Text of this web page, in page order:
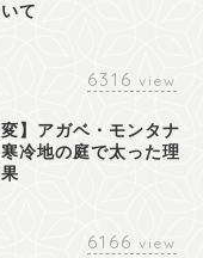
て
6316 view
変】アガベ・モンタナ
冷地の庭で太った理
6166 view